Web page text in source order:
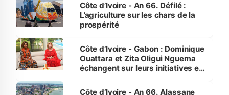
Côte d’Ivoire - An 66. Défilé :
L’agriculture sur les chars de la
prospérité
Côte d’Ivoire - Gabon : Dominique
Ouattara et Zita Oligui Nguema
échangent sur leurs initiatives en
enfants
Côte d’Ivoire - An 66. Alassane